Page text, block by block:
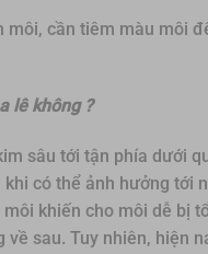
môi, cần tiêm màu môi
lê không ?
sâu tới tận phía dưới
khi có thể ảnh hưởng tới
khiến cho môi dễ bị
về sau. Tuy nhiên, hiện